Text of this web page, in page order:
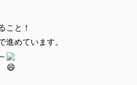
こと！
進めています。